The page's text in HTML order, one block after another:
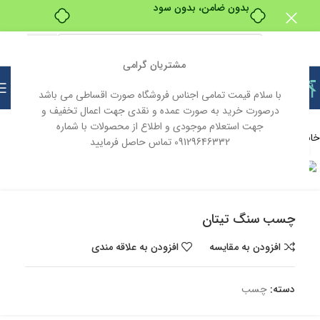
مشتریان گرامی
با سلام قیمت تمامی اجناس فروشگاه صورت اقساطی می باشد
درصورت خرید به صورت عمده و نقدی جهت اعمال تخفیف و
جهت استعلام موجودی و اطلاع از محصولات با شماره
09129646332 تماس حاصل فرمایید
بدون ضامن، بدون سود
خانه لوازم بهداشتی و ساختمانی چسب
بزرگنمایی تصویر
چسب سنگ تیتان
افزودن به مقایسه افزودن به علاقه مندی
دسته: چسب